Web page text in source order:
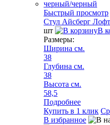
Быстрый просмотр
Стул Айсберг
шт
В
Размеры:
Ширина см.
38
Глубина см.
38
Высота см.
58,5
Подробнее
Купить в 1 клик
В избранное